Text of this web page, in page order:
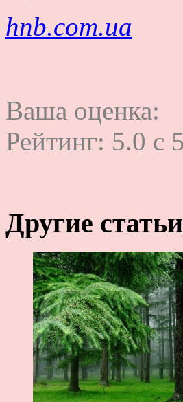
hnb.com.ua
Ваша оценка:
Рейтинг: 5.0 c 5
Другие